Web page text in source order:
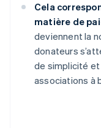
Cela
matière de
deviennent la
donateurs
de simplicité
associations à